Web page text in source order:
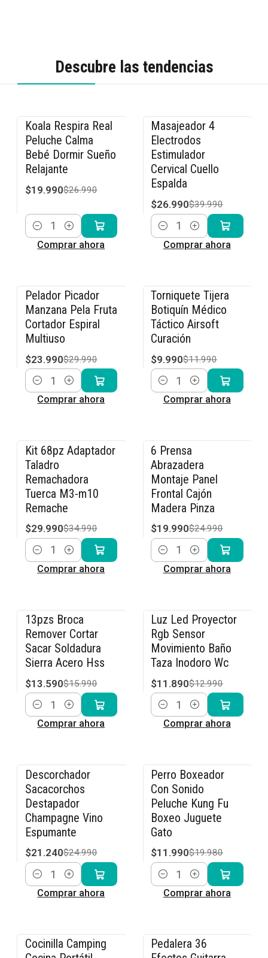
Descubre las tendencias
-26% OFF
Koala Respira Real
Peluche Calma
Bebé Dormir Sueño
Relajante
$19.990$26.990
Cantidad
Comprar ahora
-33% OFF
Masajeador 4
Electrodos
Estimulador
Cervical Cuello
Espalda
$26.990$39.990
Cantidad
Comprar ahora
-20% OFF
Pelador Picador
Manzana Pela Fruta
Cortador Espiral
Multiuso
$23.990$29.990
Cantidad
Comprar ahora
-17% OFF
Torniquete Tijera
Botiquín Médico
Táctico Airsoft
Curación
$9.990$11.990
Cantidad
Comprar ahora
-14% OFF
Kit 68pz Adaptador
Taladro
Remachadora
Tuerca M3-m10
Remache
$29.990$34.990
Cantidad
Comprar ahora
-20% OFF
6 Prensa
Abrazadera
Montaje Panel
Frontal Cajón
Madera Pinza
$19.990$24.990
Cantidad
Comprar ahora
-15% OFF
13pzs Broca
Remover Cortar
Sacar Soldadura
Sierra Acero Hss
$13.590$15.990
Cantidad
Comprar ahora
-8% OFF
Luz Led Proyector
Rgb Sensor
Movimiento Baño
Taza Inodoro Wc
$11.890$12.990
Cantidad
Comprar ahora
-15% OFF
Descorchador
Sacacorchos
Destapador
Champagne Vino
Espumante
$21.240$24.990
Cantidad
Comprar ahora
-40% OFF
Perro Boxeador
Con Sonido
Peluche Kung Fu
Boxeo Juguete
Gato
$11.990$19.980
Cantidad
Comprar ahora
-20% OFF
Cocinilla Camping
-23% OFF
Pedalera 36